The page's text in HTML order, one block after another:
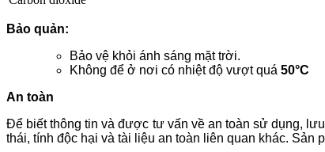
Bảo quản:
Bảo vệ khỏi ánh sáng mặt trời.
Không để ở nơi có nhiệt độ vượt quá 50°C
An toàn
Để biết thông tin và được tư vấn về an toàn sử dụng,
thái, tính độc hại và tài liệu an toàn liên quan khác. Sản